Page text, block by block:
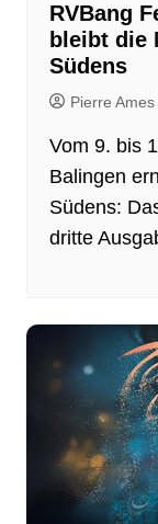
RVBang
bleibt die
Südens
Pierre Ames
Vom 9. bis
Balingen
Südens:
dritte